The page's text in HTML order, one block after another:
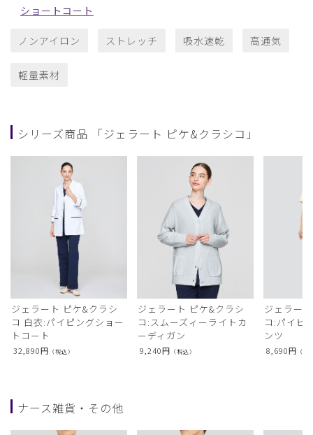
ショートコート
ノンアイロン ストレッチ 吸水速乾 高通気
軽量素材
シリーズ商品 「ジェラート ピケ&クラシコ」
ジェラート ピケ&クラシ
コ 白衣:パイピングショー
トコート
32,890円 （税込）
ジェラート ピケ&クラシ
コ:スムーズィーライトカ
ーディガン
9,240円 （税込）
ジェラー
コ:パイピ
ンツ
8,690円 （税
ナース雑貨・その他